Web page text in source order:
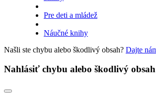
Pre deti a mládež
Náučné knihy
Našli ste chybu alebo škodlivý obsah? Dajte
Nahlásiť chybu alebo škodlivý obsah